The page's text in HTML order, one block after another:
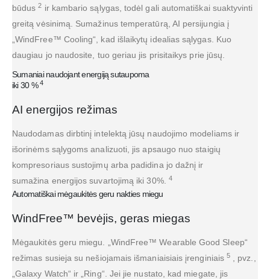
būdus2 ir kambario sąlygas, todėl gali automatiškai suaktyvinti
greitą vėsinimą. Sumažinus temperatūrą, AI persijungia į
„WindFree™ Cooling“, kad išlaikytų idealias sąlygas. Kuo
daugiau jo naudosite, tuo geriau jis prisitaikys prie jūsų.
Sumaniai naudojant energiją sutaupoma
iki 30 %4
AI energijos režimas
Naudodamas dirbtinį intelektą jūsų naudojimo modeliams ir
išorinėms sąlygoms analizuoti, jis apsaugo nuo staigių
kompresoriaus sustojimų arba padidina jo dažnį ir
sumažina energijos suvartojimą iki 30%.
4
Automatiškai mėgaukitės geru nakties miegu
WindFree™ bevėjis, geras miegas
Mėgaukitės geru miegu. „WindFree™ Wearable Good Sleep“
režimas susieja su nešiojamais išmaniaisiais įrenginiais 5
, pvz.,
„Galaxy Watch“ ir „Ring“. Jei jie nustato, kad miegate, jis